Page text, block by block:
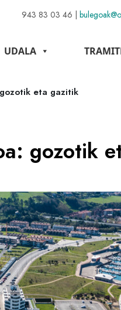
943 83 03 46 |
UDALA
eta gazitik
gozotik